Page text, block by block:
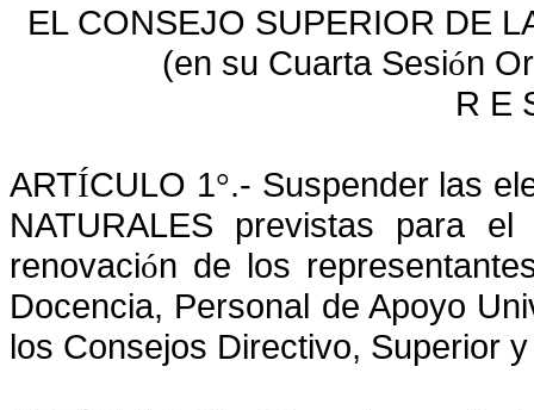
EL CONSEJO SUPERIOR DE
(en su Cuarta Sesión
R E
ARTÍCULO 1°.- Suspender las
NATURALES previstas para
renovación de los
Docencia, Personal de Apoyo
los Consejos Directivo, Superior